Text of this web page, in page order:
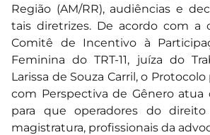
Região (AM/RR), audiências e
tais diretrizes. De acordo com a
Comitê de Incentivo à
Feminina do TRT-11, juíza do
Larissa de Souza Carril, o
com Perspectiva de Gênero atua
para que operadores do
magistratura, profissionais da